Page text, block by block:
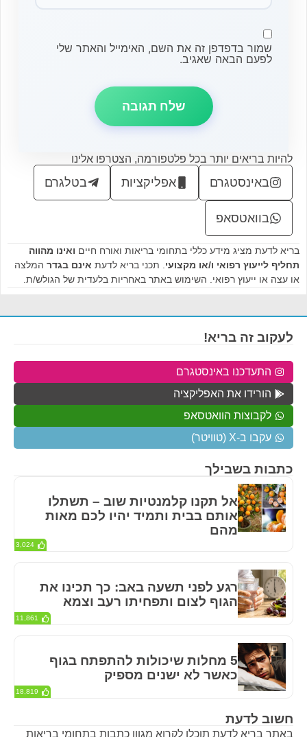
שמור בדפדפן זה את השם, האימייל והאתר שלי
לפעם הבאה שאגיב.
להיות בריאים יותר בכל פלטפורמה, הצטרפו אלינו
באינסטגרם אפליקציות בטלגרם
בוואטסאפ
בריא לדעת מציג מידע כללי בתחומי בריאות ואורח חיים ואינו מהווה
תחליף לייעוץ רפואי ו/או מקצועי . תכני בריא לדעת אינם בגדר המלצה
או עצה או ייעוץ רפואי. השימוש באתר באחריות בלעדית של הגולש/ת.
חשוב לדעת
באתר בריא לדעת תוכלו לקרוא מגוון כתבות בתחומי בריאות
כתבות בשבילך
אל תקנו קלמנטיות שוב – תשתלו
אותם בבית ותמיד יהיו לכם מאות
מהם
3,024
רגע לפני תשעה באב: כך תכינו את
הגוף לצום ותפחיתו רעב וצמא
11,861
5 מחלות שיכולות להתפתח בגוף
כאשר לא ישנים מספיק
18,819
לעקוב זה בריא!
התעדכנו באינסטגרם
הורידו את האפליקציה
לקבוצות הוואטסאפ
עקבו ב-X (טוויטר)